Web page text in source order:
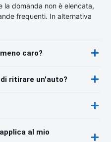
la domanda non è elencata,
frequenti. In alternativa
caro?
ritirare un'auto?
al mio